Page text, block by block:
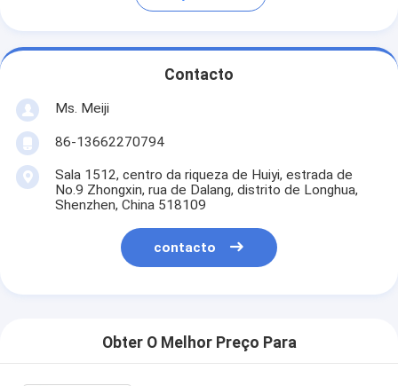
Contacto
Ms. Meiji
86-13662270794
Sala 1512, centro da riqueza de Huiyi, estrada de
No.9 Zhongxin, rua de Dalang, distrito de Longhua,
Shenzhen, China 518109
contacto
Obter O Melhor Preço Para